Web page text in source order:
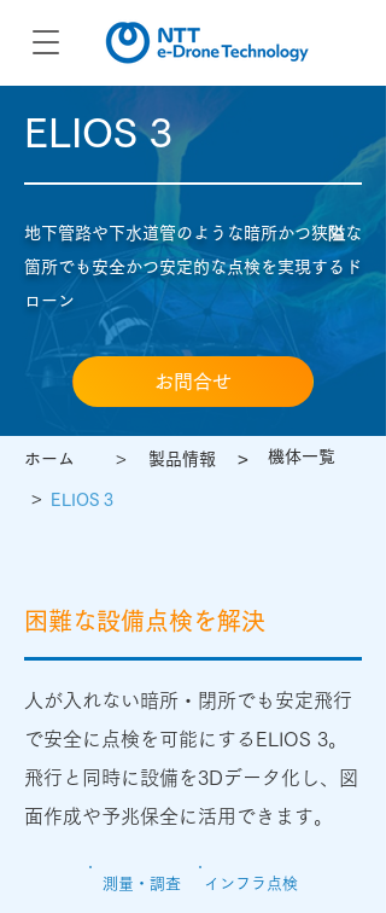
ELIOS 3
地下管路や下水道管のような暗所かつ狭隘な
箇所でも安全かつ安定的な点検を実現するド
ローン
お問合せ
ホーム > 製品情報 > 機体一覧
> ELIOS 3
困難な設備点検を解決
人が入れない暗所・閉所でも安定飛行
で安全に点検を可能にするELIOS 3。
飛行と同時に設備を3Dデータ化し、図
面作成や予兆保全に活用できます。
測量・調査 インフラ点検